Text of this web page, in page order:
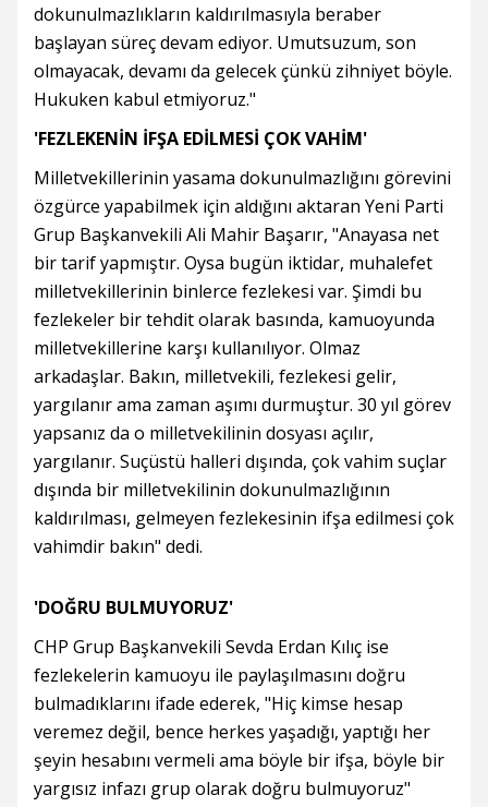
dokunulmazlıkların kaldırılmasıyla beraber
başlayan süreç devam ediyor. Umutsuzum, son
olmayacak, devamı da gelecek çünkü zihniyet böyle.
Hukuken kabul etmiyoruz."
'FEZLEKENİN İFŞA EDİLMESİ ÇOK VAHİM'
Milletvekillerinin yasama dokunulmazlığını görevini
özgürce yapabilmek için aldığını aktaran Yeni Parti
Grup Başkanvekili Ali Mahir Başarır, "Anayasa net
bir tarif yapmıştır. Oysa bugün iktidar, muhalefet
milletvekillerinin binlerce fezlekesi var. Şimdi bu
fezlekeler bir tehdit olarak basında, kamuoyunda
milletvekillerine karşı kullanılıyor. Olmaz
arkadaşlar. Bakın, milletvekili, fezlekesi gelir,
yargılanır ama zaman aşımı durmuştur. 30 yıl görev
yapsanız da o milletvekilinin dosyası açılır,
yargılanır. Suçüstü halleri dışında, çok vahim suçlar
dışında bir milletvekilinin dokunulmazlığının
kaldırılması, gelmeyen fezlekesinin ifşa edilmesi çok
vahimdir bakın" dedi.
'DOĞRU BULMUYORUZ'
CHP Grup Başkanvekili Sevda Erdan Kılıç ise
fezlekelerin kamuoyu ile paylaşılmasını doğru
bulmadıklarını ifade ederek, "Hiç kimse hesap
veremez değil, bence herkes yaşadığı, yaptığı her
şeyin hesabını vermeli ama böyle bir ifşa, böyle bir
yargısız infazı grup olarak doğru bulmuyoruz"